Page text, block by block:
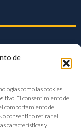
de
como las cookies
El consentimiento de
comportamiento de
consentir o retirar el
características y